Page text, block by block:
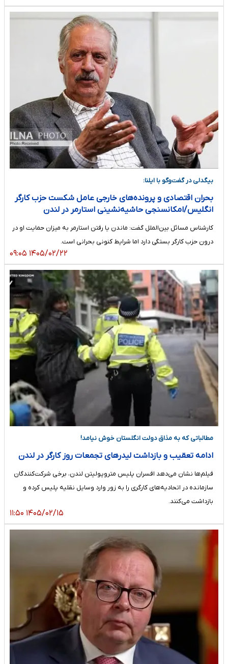
بیگدلی در گفت‌وگو با ایلنا:
بحران اقتصادی و پرونده‌های خارجی عامل شکست حزب کارگر
انگلیس/امکانسنجی حاشیه‌نشینی استارمر در لندن
کارشناس مسائل بین‌الملل گفت: ماندن یا رفتن استارمر به میزان حمایت او در
درون حزب کارگر بستگی دارد اما شرایط کنونی بحرانی است.
۱۴۰۵/۰۲/۲۲ ۰۹:۰۵
مطالباتی که به مذاق دولت انگلستان خوش نیامد!
ادامه تعقیب و بازداشت لیدرهای تجمعات روز کارگر در لندن
فیلم‌ها نشان می‌دهد افسران پلیس متروپولیتن لندن، برخی شرکت‌کنندگان
سازمانده در اتحادیه‌های کارگری را به زور وارد وسایل نقلیه پلیس کرده و
بازداشت می‌کنند.
۱۴۰۵/۰۲/۱۵ ۱۱:۵۰